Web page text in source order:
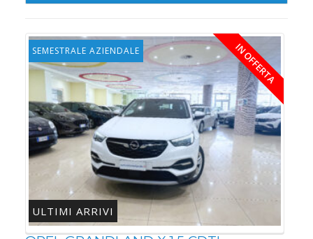
SEMESTRALE AZIENDALE
ULTIMI ARRIVI
IN OFFERTA